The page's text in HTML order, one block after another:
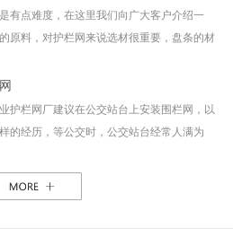
七一路北侧躲过3辆由东向西行驶的车辆，向
西向东行驶的车辆急速行驶，两人在等待约1
分至10时30分，约有30人在该路段跨越交通
有点难度，在这里我们向广大客户介绍一
原料，对护栏网来说选材很重要，盘条的材
1、护栏网网片质量，网片是由不同规格的盘
径与强度直接影响到网片的质量，在选丝方
盘条拉出来的成品铁丝；其次是网片的焊接
或编制点都能够很好的连接。正规护栏网生
产的，而一起小厂则采用手工焊接，通常质
护栏网厂建议在公交站台上安装围栏网，以
的经历，等公交时，公交站台经常人满为
看，乘客不得不走下站台，而且上车下车都
的危险性，如果在站台旁安装了围栏网，那